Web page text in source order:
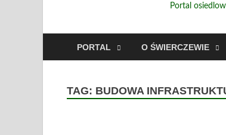
Portal
PORTAL O ŚWIERCZEWIE
TAG: BUDOWA